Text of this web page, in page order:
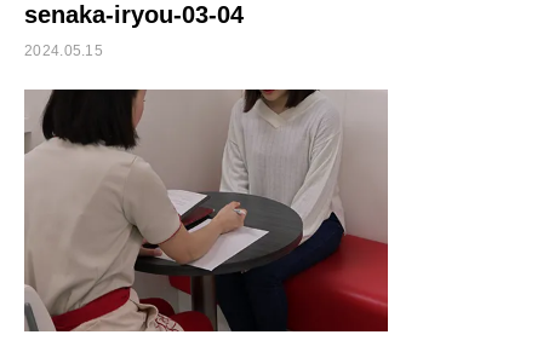
senaka-iryou-03-04
2024.05.15